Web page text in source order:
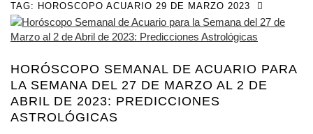
TAG: HOROSCOPO ACUARIO 29 DE MARZO 2023
HORÓSCOPO SEMANAL DE ACUARIO PARA
LA SEMANA DEL 27 DE MARZO AL 2 DE
ABRIL DE 2023: PREDICCIONES
ASTROLÓGICAS